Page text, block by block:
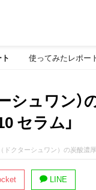
使ってみたレポー
シュワン
セラム」
ドクターシュワン）の炭酸濃
LINE